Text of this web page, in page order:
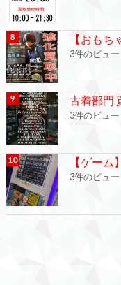
【おも
3件のビュー
古着部門
3件のビュー
【ゲー
3件のビュー